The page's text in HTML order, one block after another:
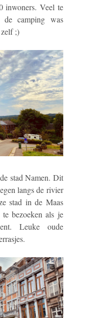
inwoners. Veel te
camping was
;)
stad Namen. Dit
langs de rivier
stad in de Maas
bezoeken als je
Leuke oude